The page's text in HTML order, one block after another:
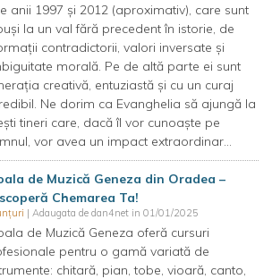
anii 1997 și 2012 (aproximativ), care sunt
la un val fără precedent în istorie, de
contradictorii, valori inversate și
morală. Pe de altă parte ei sunt
creativă, entuziastă și cu un curaj
Ne dorim ca Evanghelia să ajungă la
tineri care, dacă îl vor cunoaște pe
vor avea un impact extraordinar...
de Muzică Geneza din Oradea –
Chemarea Ta!
| Adaugata de dan4net in 01/01/2025
de Muzică Geneza oferă cursuri
pentru o gamă variată de
chitară, pian, tobe, vioară, canto,